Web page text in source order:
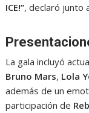
ICE!”, declaró junto
La gala incluyó
Bruno Mars, Lola
además de un
participación de